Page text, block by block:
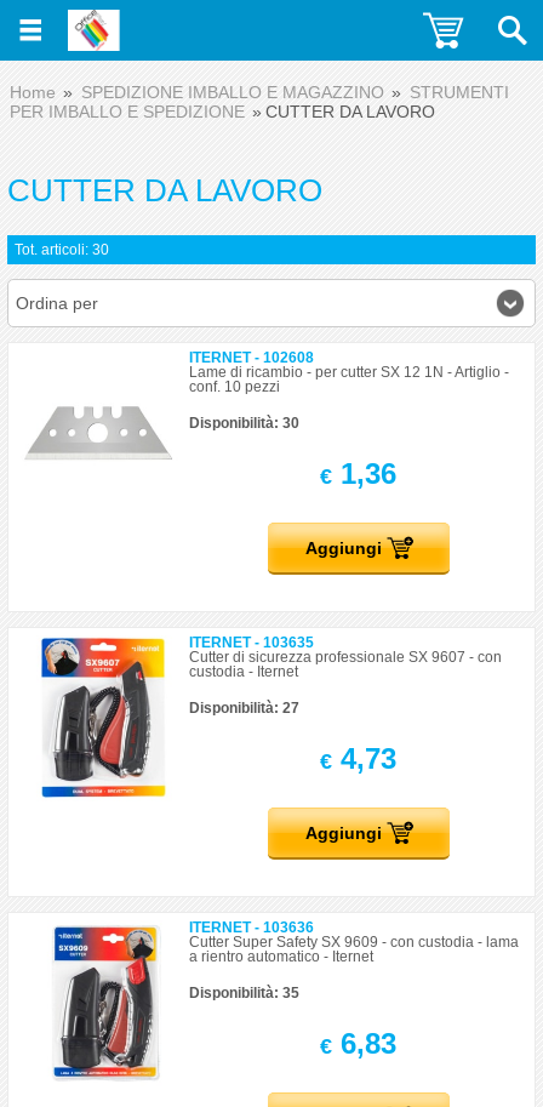
Home SPEDIZIONE IMBALLO E MAGAZZINO
STRUMENTI
PER IMBALLO E SPEDIZIONE
CUTTER DA LAVORO
CUTTER DA LAVORO
Tot. articoli: 30
Ordina per
ITERNET - 102608
Lame di ricambio - per cutter SX 12 1N - Artiglio -
conf. 10 pezzi
Disponibilità: 30
€ 1,36
Aggiungi
ITERNET - 103635
Cutter di sicurezza professionale SX 9607 - con
custodia - Iternet
Disponibilità: 27
€ 4,73
Aggiungi
ITERNET - 103636
Cutter Super Safety SX 9609 - con custodia - lama
a rientro automatico - Iternet
Disponibilità: 35
€ 6,83